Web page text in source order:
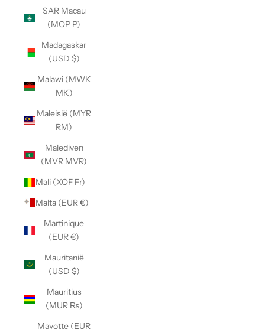
SAR Macau
(MOP P)
Madagaskar
(USD $)
Malawi (MWK
MK)
Maleisië (MYR
RM)
Malediven
(MVR MVR)
Mali (XOF Fr)
Malta (EUR €)
Martinique
(EUR €)
Mauritanië
(USD $)
Mauritius
(MUR ₨)
Mayotte (EUR